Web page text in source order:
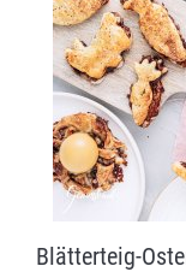
Blätterteig-